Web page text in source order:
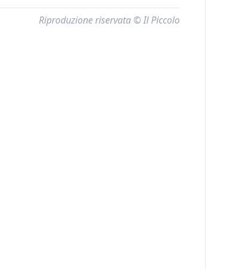
Riproduzione riservata © Il Piccolo